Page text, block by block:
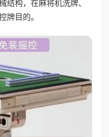
结构，在麻将机洗牌、
牌目的。